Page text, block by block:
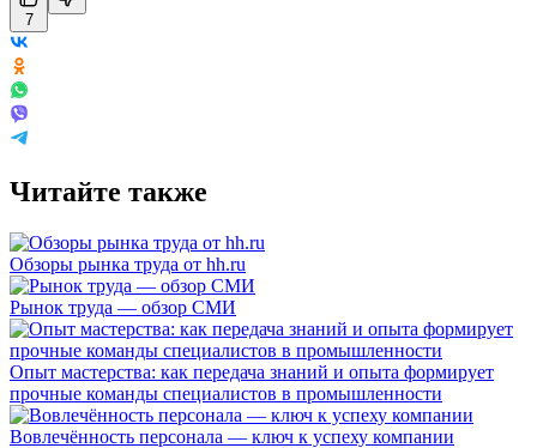
7
Читайте также
Обзоры рынка труда от hh.ru
Рынок труда — обзор СМИ
Опыт мастерства: как передача знаний и опыта формирует
прочные команды специалистов в промышленности
Вовлечённость персонала — ключ к успеху компании